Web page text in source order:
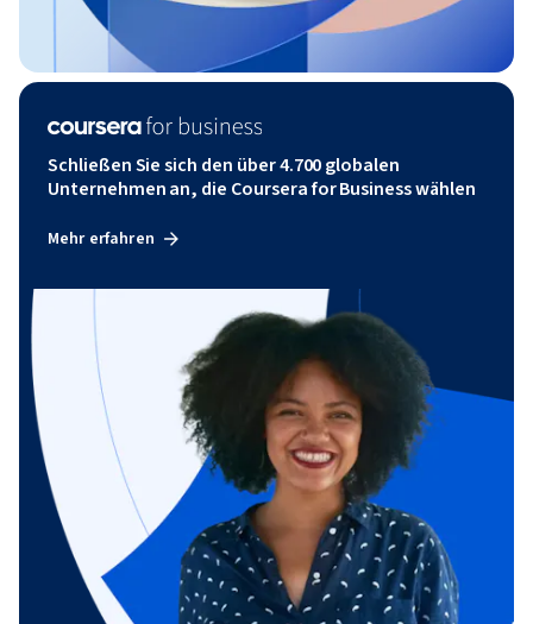
Schließen Sie sich den über 4.700 globalen
Unternehmen an, die Coursera for Business wählen
Mehr erfahren